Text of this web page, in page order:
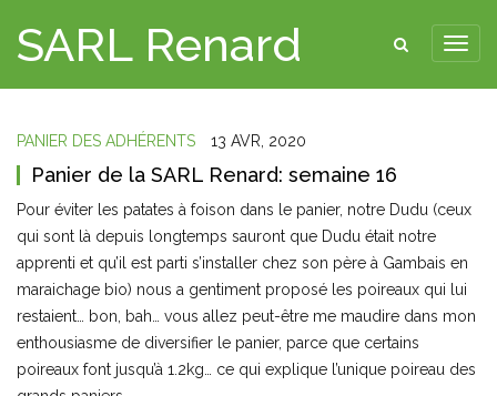
SARL Renard
PANIER DES ADHÉRENTS 13 AVR, 2020
Panier de la SARL Renard: semaine 16
Pour éviter les patates à foison dans le panier, notre Dudu (ceux
qui sont là depuis longtemps sauront que Dudu était notre
apprenti et qu’il est parti s’installer chez son père à Gambais en
maraichage bio) nous a gentiment proposé les poireaux qui lui
restaient… bon, bah… vous allez peut-être me maudire dans mon
enthousiasme de diversifier le panier, parce que certains
poireaux font jusqu’à 1.2kg… ce qui explique l’unique poireau des